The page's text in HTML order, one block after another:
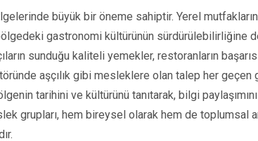
büyük bir öneme sahiptir. Yerel mutfakların
gastronomi kültürünün sürdürülebilirliğine
sunduğu kaliteli yemekler, restoranların
aşçılık gibi mesleklere olan talep her geçen
tarihini ve kültürünü tanıtarak, bilgi
grupları, hem bireysel olarak hem de toplumsal